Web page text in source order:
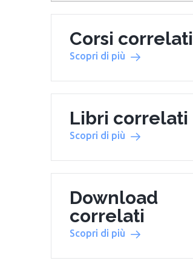
Corsi correlati
Scopri di più
Libri correlati
Scopri di più
Download
correlati
Scopri di più